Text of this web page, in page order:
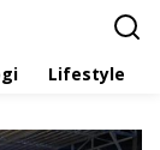
Lifestyle